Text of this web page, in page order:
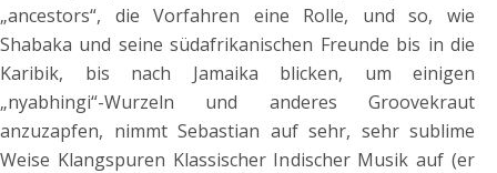
„ancestors“, die Vorfahren eine Rolle, und so, wie
Shabaka und seine südafrikanischen Freunde bis in die
Karibik, bis nach Jamaika blicken, um einigen
„nyabhingi“-Wurzeln und anderes Groovekraut
anzuzapfen, nimmt Sebastian auf sehr, sehr sublime
Weise Klangspuren Klassischer Indischer Musik auf (er